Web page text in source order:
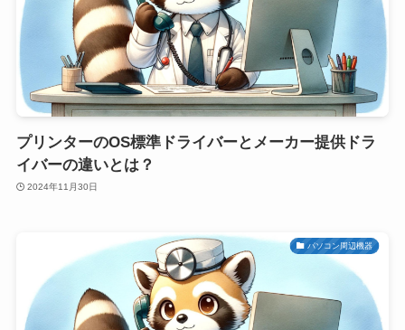
プリンターのOS標準ドライバーとメーカー提供ドラ
イバーの違いとは？
2024年11月30日
パソコン周辺機器